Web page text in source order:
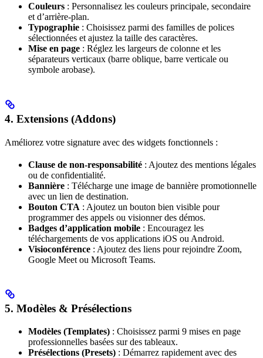
Couleurs : Personnalisez les couleurs principale, secondaire
et d’arrière-plan.
Typographie : Choisissez parmi des familles de polices
sélectionnées et ajustez la taille des caractères.
Mise en page : Réglez les largeurs de colonne et les
séparateurs verticaux (barre oblique, barre verticale ou
symbole arobase).
4. Extensions (Addons)
Améliorez votre signature avec des widgets fonctionnels :
Clause de non-responsabilité : Ajoutez des mentions légales
ou de confidentialité.
Bannière : Télécharge une image de bannière promotionnelle
avec un lien de destination.
Bouton CTA : Ajoutez un bouton bien visible pour
programmer des appels ou visionner des démos.
Badges d’application mobile : Encouragez les
téléchargements de vos applications iOS ou Android.
Visioconférence : Ajoutez des liens pour rejoindre Zoom,
Google Meet ou Microsoft Teams.
5. Modèles & Présélections
Modèles (Templates) : Choisissez parmi 9 mises en page
professionnelles basées sur des tableaux.
Présélections (Presets) : Démarrez rapidement avec des